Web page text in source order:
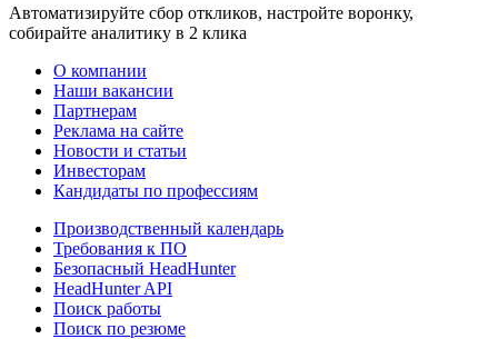
Автоматизируйте сбор откликов, настройте воронку,
собирайте аналитику в 2 клика
О компании
Наши вакансии
Партнерам
Реклама на сайте
Новости и статьи
Инвесторам
Кандидаты по профессиям
Производственный календарь
Требования к ПО
Безопасный HeadHunter
HeadHunter API
Поиск работы
Поиск по резюме